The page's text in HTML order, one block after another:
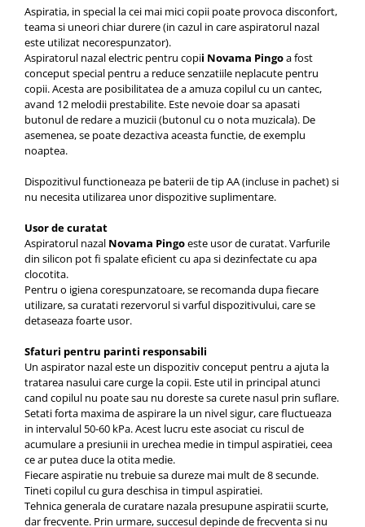
Aspiratia, in special la cei mai mici copii poate provoca disconfort,
teama si uneori chiar durere (in cazul in care aspiratorul nazal
este utilizat necorespunzator).
Aspiratorul nazal electric pentru copii Novama Pingoa fost
conceput special pentru a reduce senzatiile neplacute pentru
copii. Acesta are posibilitatea de a amuza copilul cu un cantec,
avand 12 melodii prestabilite. Este nevoie doar sa apasati
butonul de redare a muzicii (butonul cu o nota muzicala). De
asemenea, se poate dezactiva aceasta functie, de exemplu
noaptea.
Dispozitivul functioneaza pe baterii de tip AA (incluse in pachet) si
nu necesita utilizarea unor dispozitive suplimentare.
Usor de curatat
Aspiratorul nazal Novama Pingoeste usor de curatat. Varfurile
din silicon pot fi spalate eficient cu apa si dezinfectate cu apa
clocotita.
Pentru o igiena corespunzatoare, se recomanda dupa fiecare
utilizare, sa curatati rezervorul si varful dispozitivului, care se
detaseaza foarte usor.
Sfaturi pentru parinti responsabili
Un aspirator nazal este un dispozitiv conceput pentru a ajuta la
tratarea nasului care curge la copii. Este util in principal atunci
cand copilul nu poate sau nu doreste sa curete nasul prin suflare.
Setati forta maxima de aspirare la un nivel sigur, care fluctueaza
in intervalul 50-60 kPa. Acest lucru este asociat cu riscul de
acumulare a presiunii in urechea medie in timpul aspiratiei, ceea
ce ar putea duce la otita medie.
Fiecare aspiratie nu trebuie sa dureze mai mult de 8 secunde.
Tineti copilul cu gura deschisa in timpul aspiratiei.
Tehnica generala de curatare nazala presupune aspiratii scurte,
dar frecvente. Prin urmare, succesul depinde de frecventa si nu